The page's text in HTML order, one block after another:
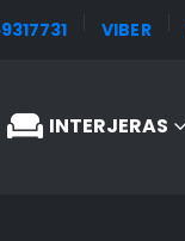
VIBER
INTERJERAS